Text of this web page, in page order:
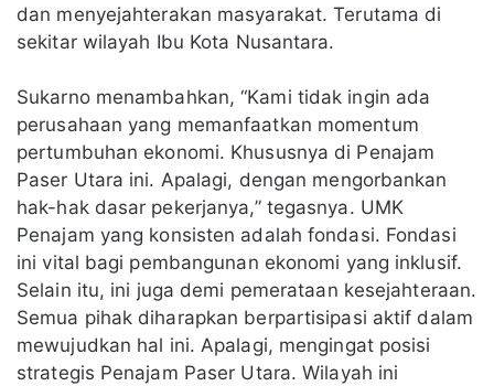
dan menyejahterakan masyarakat. Terutama di
sekitar wilayah Ibu Kota Nusantara.
Sukarno menambahkan, “Kami tidak ingin ada
perusahaan yang memanfaatkan momentum
pertumbuhan ekonomi. Khususnya di Penajam
Paser Utara ini. Apalagi, dengan mengorbankan
hak-hak dasar pekerjanya,” tegasnya. UMK
Penajam yang konsisten adalah fondasi. Fondasi
ini vital bagi pembangunan ekonomi yang inklusif.
Selain itu, ini juga demi pemerataan kesejahteraan.
Semua pihak diharapkan berpartisipasi aktif dalam
mewujudkan hal ini. Apalagi, mengingat posisi
strategis Penajam Paser Utara. Wilayah ini